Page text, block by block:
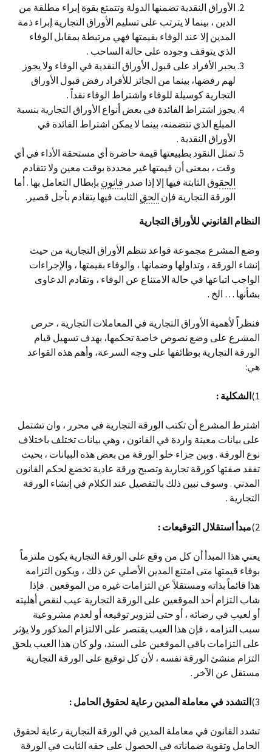
الأوراق النقدية تضمنها الدولة وتتمتع بقوة إبراء مطلقة من
الدين ، بينما لا يترتب على تسليم الأوراق التجارية إبراء ذمة
المدين إلا عند الوفاء بقيمتها فهي مرتبطة بمقابل الوفاء
الذي يتوقف وجوده على حالة الساحب .
يجبر الأفراد على قبول الأوراق النقدية في الوفاء ولا يجوز
لهم رفضها، بينما من الجائز للأفراد رفض قبول الأوراق
التجارية كوسيلة للوفاء واشتراط الوفاء نقداً .
يجوز اشتراط الفائدة في بعض أنواع الأوراق التجارية بنسبة
المبلغ الذي تتضمنه، بينما لا يمكن اشتراط الفائدة في
الأوراق النقدية .
تمثل النقود بطبيعتها قيمة حاضرة أي مستحقة الأداء في أي
وقت ، بمعنى أن قيمتها غير محددة بوقت معين ولا تتقادم
الحقوق الثابتة فيها إلا إذا صدر قانون بإبطال التعامل بها . أما
الورقة التجارية فإن الحق الثابت فيها يتقادم بأجل قصير.
النظام القانوني للأوراق التجارية
وضع المشرع مجموعة قواعد تنظم الأوراق التجارية من حيث
إنشاء الورقة ، وتداولها وضمانها ، والوفاء بقيمتها ، والإجراءات
الواجب اتباعها في حالة الامتناع عن الوفاء ، وتقادم الدعاوى
بشأنها … الخ .
فنظراً لأهمية الأوراق التجارية في المعاملات التجارية ، حرص
المشرع على وضع نصوص خاصة تحكمها، بهدف تسهيل قيام
الورقة التجارية بوظائفها على وجه السرعة، وأهم هذه القواعد
هي:
1) الشكلية :
اشترط المشرع أن تكتب الورقة التجارية في محرر ، وان تشتمل
على بيانات معينة واردة في القانون ، وهي بيانات تختلف باختلاف
نوع الورقة . وبين جزاء خلو الورقة من بعض هذه البيانات ، بحيث
تفقد صفتها كورقة تجارية وتصبح ورقة عادية تخضع لحكم القانون
المدني . وسوف نبين ذلك بالتفصيل عند الكلام في إنشاء الورقة
التجارية .
2) مبدأ استقلال التوقيعات :
يعني هذا المبدأ أن كل من وقع على الورقة التجارية يكون ملتزماً
بوفاء قيمتها متى امتنع المدين الأصلي عن ذلك ، ويكون التزامه
هذا قائماً بذاته ومستقلاً عن التزامات غيره من الموقعين . فإذا
شاب التزام أحد الموقعين على الورقة التجارية عيب لنقص أهليته
أو لعيب في رضائه ، أو حتى لتزوير توقيعه أو لعدم مشروعية
سبب التزامه ، فإن هذا العيب يقتصر على الالتزام المذكور ولا يؤثر
على التزامات باقي الموقعين على السند، ولو كان هذا العيب يلحق
التزام منشئ الورقة نفسه ، لأن كل توقيع على الورقة التجارية
مستقل عن الآخر .
3) التشدد في معاملة المدين رعاية لحقوق الحامل :
تشدد القانون في معاملة المدين في الورقة التجارية رعاية لحقوق
الحامل وتقوية ضماناته في الحصول على حقه الثابت في الورقة